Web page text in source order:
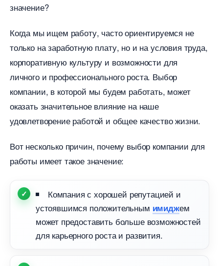
значение?
Когда мы ищем работу, часто ориентируемся не
только на заработную плату, но и на условия труда,
корпоративную культуру и возможности для
личного и профессионального роста. Выбор
компании, в которой мы будем работать, может
оказать значительное влияние на наше
удовлетворение работой и общее качество жизни.
от несколько причин, почему выбор компании для
работы имеет такое значение:
Компания с хорошей репутацией и
устоявшимся положительным имиджем
может предоставить больше возможностей
для карьерного роста и развития.